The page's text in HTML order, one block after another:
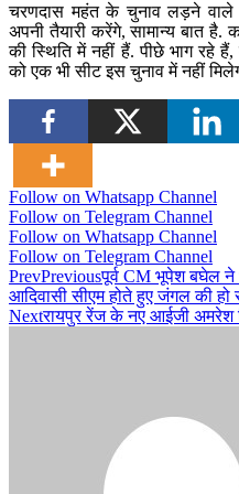
चरणदास महंत के चुनाव लड़ने वाले
अपनी तैयारी करेंगे, सामान्य बात
की स्थिति में नहीं हैं. पीछे भाग रहे
को एक भी सीट इस चुनाव में नहीं
Follow on Whatsapp Channel
Follow on Telegram Channel
Follow on Whatsapp Channel
Follow on Telegram Channel
PrevPreviousपूर्व CM भूपेश बघेल ने
आदिवासी सीएम होते हुए जंगल की हो
Nextरायपुर रेंज के नए आईजी अमरेश